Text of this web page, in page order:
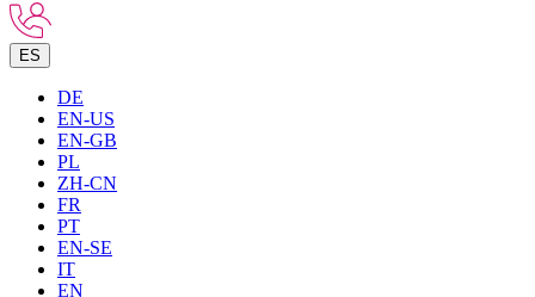
ES
DE
EN-US
EN-GB
PL
ZH-CN
FR
PT
EN-SE
IT
EN